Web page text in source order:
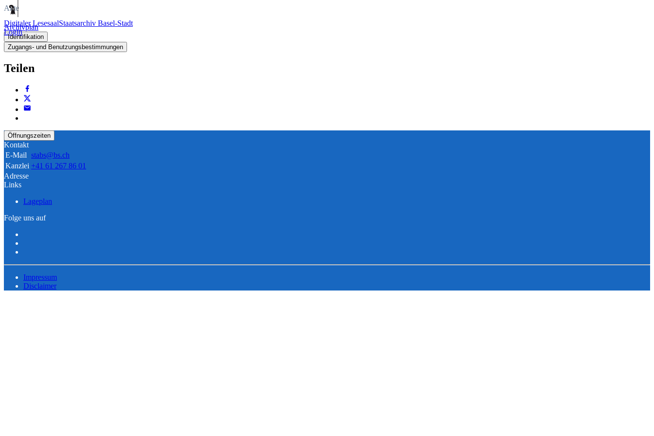
Digitaler LesesaalStaatsarchiv Basel-Stadt
Login
Akte
Archivplan
Identifikation
Zugangs- und Benutzungsbestimmungen
Teilen
Öffnungszeiten
Kontakt
E-Mail stabs@bs.ch
Kanzlei +41 61 267 86 01
Adresse
Links
Lageplan
Folge uns auf
Impressum
Disclaimer